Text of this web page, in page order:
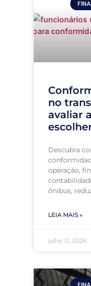
no
avaliar
Descubra
operação,
ônibus,
LEIA MAIS »
julho 31, 2026